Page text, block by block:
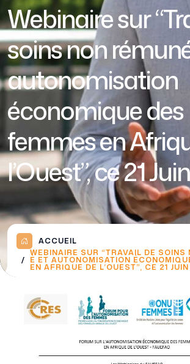
Webinaire sur
soins non
autonomisation
économique des
femmes en
l’Ouest”, ce 21
ACCUEIL
WEBINAIRE SUR “TRAVAIL DE SOINS
É ET AUTONOMISATION
EN AFRIQUE DE L’OUEST”, CE 21